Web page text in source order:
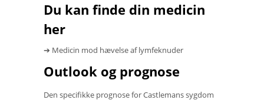
Du kan finde din medicin
her
➔ Medicin mod hævelse af lymfeknuder
Outlook og prognose
Den specifikke prognose for Castlemans sygdom